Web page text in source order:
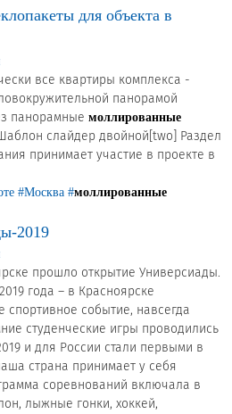
для объекта в
все квартиры комплекса -
панорамой
панорамные моллированные
слайдер двойной[two] Раздел
принимает участие в проекте в
#Москва #моллированные
2019
прошло открытие Универсиады.
года – в Красноярске
спортивное событие, навсегда
студенческие игры проводились
и для России стали первыми в
страна принимает у себя
соревнований включала в
лыжные гонки, хоккей,